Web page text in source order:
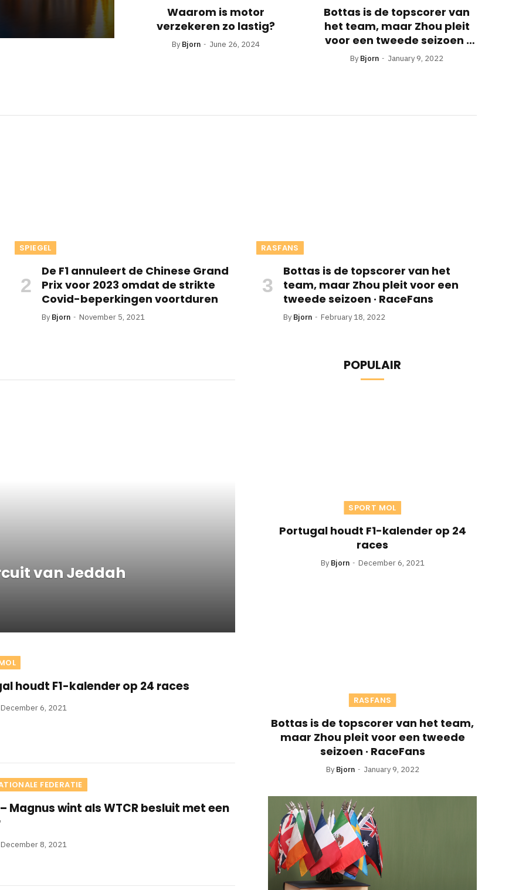
Waarom is motor
verzekeren zo lastig?
By Bjorn June 26, 2024
Bottas is de topscorer van
het team, maar Zhou pleit
voor een tweede seizoen ·
RaceFans
By Bjorn January 9, 2022
SPIEGEL
De F1 annuleert de Chinese Grand
Prix voor 2023 omdat de strikte
Covid-beperkingen voortduren
By Bjorn November 5, 2021
RASFANS
Bottas is de topscorer van het
team, maar Zhou pleit voor een
tweede seizoen · RaceFans
By Bjorn February 18, 2022
van Jeddah
houdt F1-kalender op 24 races
December 6, 2021
FEDERATIE
– Magnus wint als WTCR besluit met een
December 8, 2021
POPULAIR
SPORT MOL
Portugal houdt F1-kalender op 24
races
By Bjorn December 6, 2021
RASFANS
Bottas is de topscorer van het team,
maar Zhou pleit voor een tweede
seizoen · RaceFans
By Bjorn January 9, 2022